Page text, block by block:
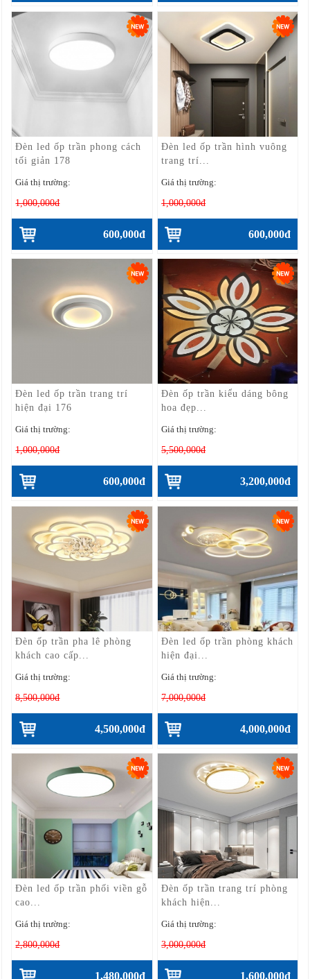
Đèn led ốp trần phong cách
tối giản 178
Giá thị trường:
1,000,000đ
600,000đ
Đèn led ốp trần hình vuông
trang trí...
Giá thị trường:
1,000,000đ
600,000đ
Đèn led ốp trần trang trí
hiện đại 176
Giá thị trường:
1,000,000đ
600,000đ
Đèn ốp trần kiểu dáng bông
hoa đẹp...
Giá thị trường:
5,500,000đ
3,200,000đ
Đèn ốp trần pha lê phòng
khách cao cấp...
Giá thị trường:
8,500,000đ
4,500,000đ
Đèn led ốp trần phòng khách
hiện đại...
Giá thị trường:
7,000,000đ
4,000,000đ
Đèn led ốp trần phối viền gỗ
cao...
Giá thị trường:
2,800,000đ
1,480,000đ
Đèn ốp trần trang trí phòng
khách hiện...
Giá thị trường:
3,000,000đ
1,600,000đ